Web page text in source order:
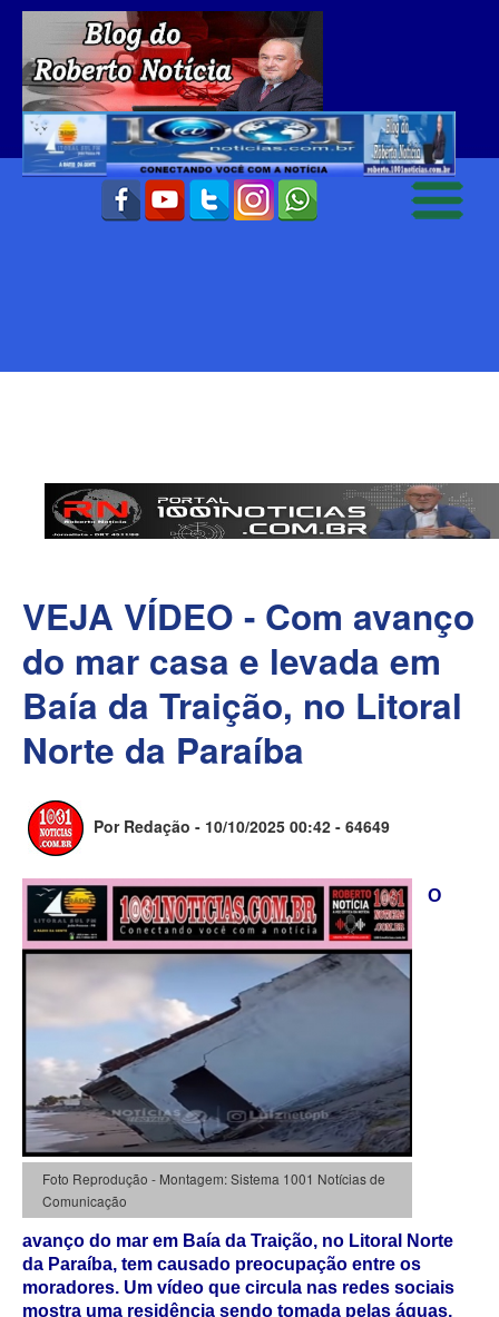
VEJA VÍDEO - Com avanço
do mar casa e levada em
Baía da Traição, no Litoral
Norte da Paraíba
Por Redação - 10/10/2025 00:42 - 64649
Foto Reprodução - Montagem: Sistema 1001 Notícias de
Comunicação
O
avanço do mar em Baía da Traição, no Litoral Norte
da Paraíba, tem causado preocupação entre os
moradores. Um vídeo que circula nas redes sociais
mostra uma residência sendo tomada pelas águas,